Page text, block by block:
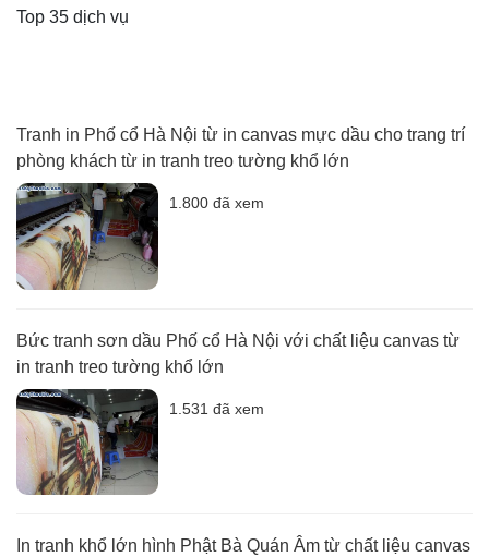
Top 35 dịch vụ
Tranh in Phố cổ Hà Nội từ in canvas mực dầu cho trang trí
phòng khách từ in tranh treo tường khổ lớn
1.800 đã xem
Bức tranh sơn dầu Phố cổ Hà Nội với chất liệu canvas từ
in tranh treo tường khổ lớn
1.531 đã xem
In tranh khổ lớn hình Phật Bà Quán Âm từ chất liệu canvas